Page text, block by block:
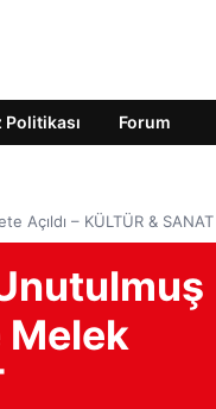
Politikası Forum
Açıldı – KÜLTÜR & SANAT
Melek